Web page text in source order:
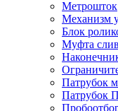
Метрошток
Механизм
Блок
Муфта
Патрубок
Патрубок